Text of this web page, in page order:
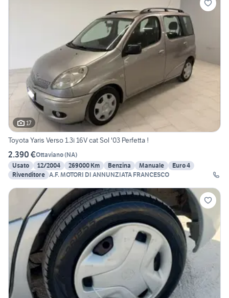
17
Toyota Yaris Verso 1.3i 16V cat Sol '03 Perfetta !
2.390 €Ottaviano(NA)
Usato
12/2004 269000 Km Benzina Manuale
Euro 4
Rivenditore A.F. MOTORI DI ANNUNZIATA FRANCESCO